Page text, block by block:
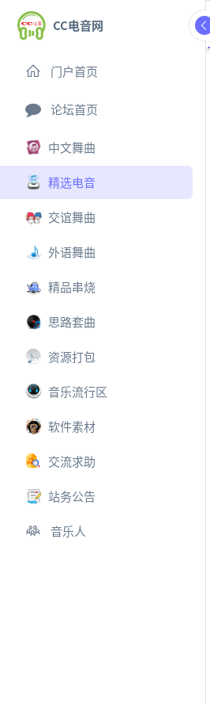
CC电音网
门户首页
论坛首页
中文舞曲
精选电音
交谊舞曲
外语舞曲
精品串烧
思路套曲
资源打包
音乐流行区
软件素材
交流求助
站务公告
音乐人